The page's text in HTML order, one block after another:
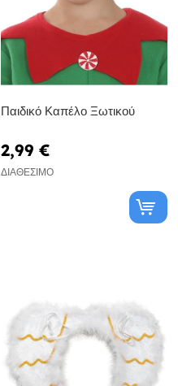
Παιδικό Καπέλο Ξωτικού
2,99 €
ΔΙΑΘΈΣΙΜΟ